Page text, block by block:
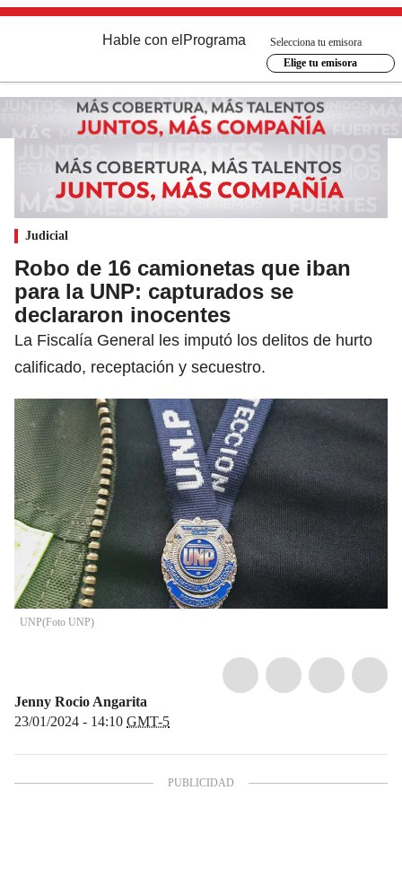
Hable con el Programa
Selecciona tu emisora
Elige tu emisora
Judicial
Robo de 16 camionetas que iban
para la UNP: capturados se
declararon inocentes
La Fiscalía General les imputó los delitos de hurto
calificado, receptación y secuestro.
UNP(Foto UNP)
Jenny Rocio Angarita
23/01/2024 - 14:10 GMT-5